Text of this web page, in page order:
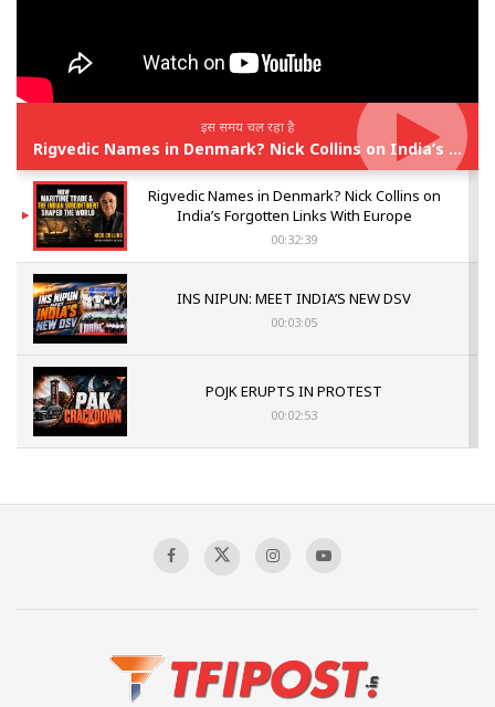
इस समय चल रहा है
Rigvedic Names in Denmark? Nick Collins on India’s Forgotten Links With Europe
Rigvedic Names in Denmark? Nick Collins on
India’s Forgotten Links With Europe
00:32:39
INS NIPUN: MEET INDIA’S NEW DSV
00:03:05
POJK ERUPTS IN PROTEST
00:02:53
Sagar